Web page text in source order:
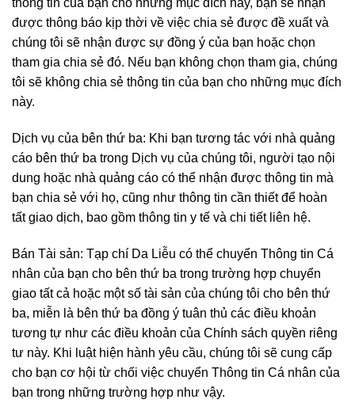
thông tin của bạn cho những mục đích này, bạn sẽ nhận
được thông báo kịp thời về việc chia sẻ được đề xuất và
chúng tôi sẽ nhận được sự đồng ý của bạn hoặc chọn
tham gia chia sẻ đó. Nếu bạn không chọn tham gia, chúng
tôi sẽ không chia sẻ thông tin của bạn cho những mục đích
này.
Dịch vụ của bên thứ ba: Khi bạn tương tác với nhà quảng
cáo bên thứ ba trong Dịch vụ của chúng tôi, người tạo nội
dung hoặc nhà quảng cáo có thể nhận được thông tin mà
bạn chia sẻ với họ, cũng như thông tin cần thiết để hoàn
tất giao dịch, bao gồm thông tin y tế và chi tiết liên hệ.
Bán Tài sản: Tạp chí Da Liễu có thể chuyển Thông tin Cá
nhân của bạn cho bên thứ ba trong trường hợp chuyển
giao tất cả hoặc một số tài sản của chúng tôi cho bên thứ
ba, miễn là bên thứ ba đồng ý tuân thủ các điều khoản
tương tự như các điều khoản của Chính sách quyền riêng
tư này. Khi luật hiện hành yêu cầu, chúng tôi sẽ cung cấp
cho bạn cơ hội từ chối việc chuyển Thông tin Cá nhân của
bạn trong những trường hợp như vậy.